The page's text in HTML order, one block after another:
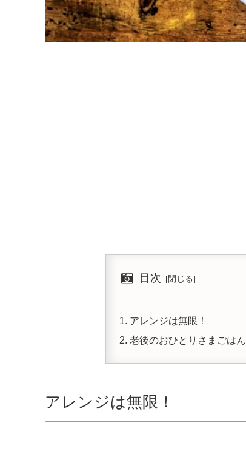
目次
アレンジは無限！
老後のおひとりさまごはん
アレンジは無限！